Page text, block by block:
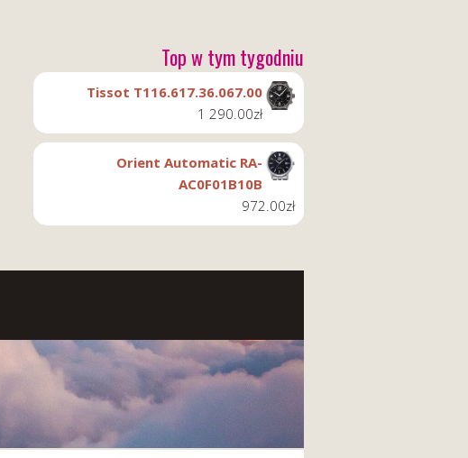
Top w tym tygodniu
Tissot T116.617.36.067.00
1 290.00zł
Orient Automatic RA-
AC0F01B10B
972.00zł